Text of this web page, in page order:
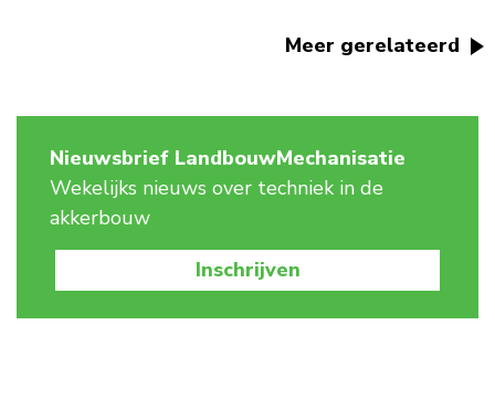
Meer gerelateerd
Nieuwsbrief LandbouwMechanisatie
Wekelijks nieuws over techniek in de
akkerbouw
Inschrijven